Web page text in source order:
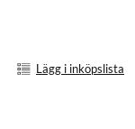
Lägg i inköpslista